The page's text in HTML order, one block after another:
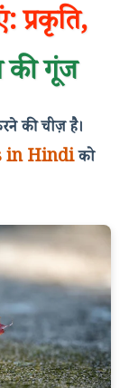
प्रकृति,
की गूंज
की चीज़ है।
in Hindiको